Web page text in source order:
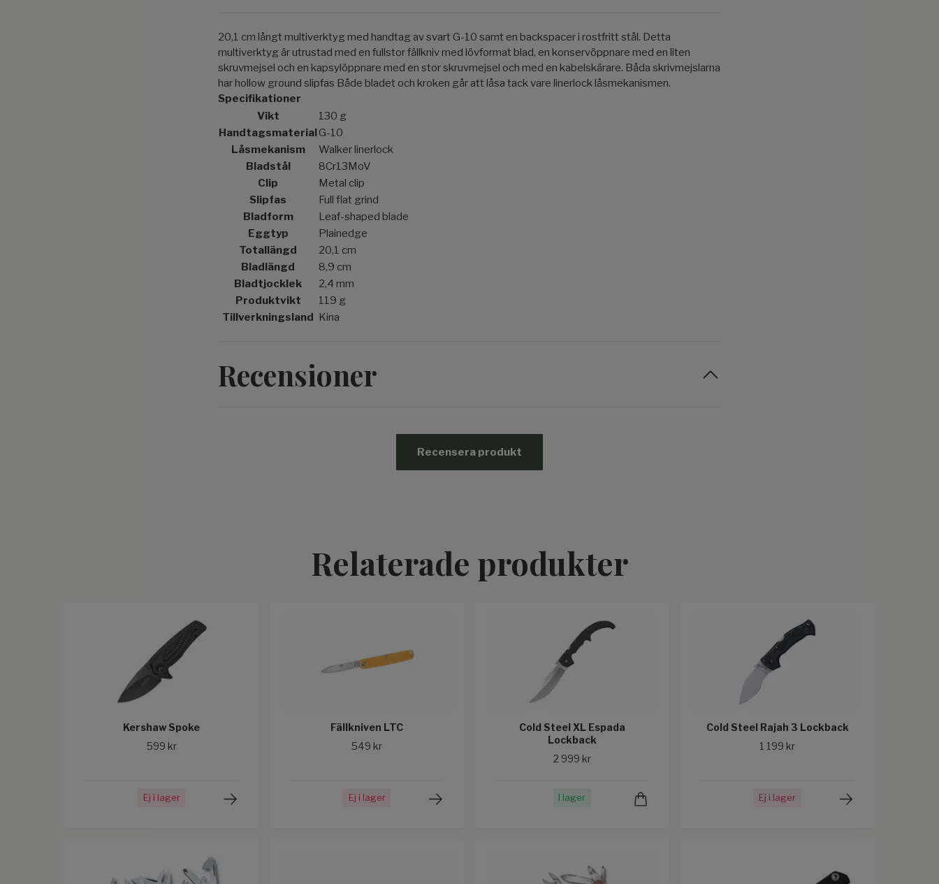
20,1 cm långt multiverktyg med handtag av svart G-10 samt en backspacer i rostfritt stål. Detta
multiverktyg är utrustad med en fullstor fällkniv med lövformat blad, en konservöppnare med en liten
skruvmejsel och en kapsylöppnare med en stor skruvmejsel och med en kabelskärare. Båda skrivmejslarna
har hollow ground slipfas Både bladet och kroken går att låsa tack vare linerlock låsmekanismen.
Specifikationer
Vikt
130 g
HandtagsmaterialG-10
Låsmekanism
Walker linerlock
Bladstål
8Cr13MoV
Clip
Metal clip
Slipfas
Full flat grind
Bladform
Leaf-shaped blade
Eggtyp
Plainedge
Totallängd
20,1 cm
Bladlängd
8,9 cm
Bladtjocklek
2,4 mm
Produktvikt
119 g
Tillverkningsland Kina
Recensioner
Recensera produkt
Relaterade produkter
Kershaw Spoke
599 kr
Ej i lager
Fällkniven LTC
549 kr
Ej i lager
Cold Steel XL Espada
Lockback
2 999 kr
I lager
Cold Steel Rajah 3 Lockback
1 199 kr
Ej i lager